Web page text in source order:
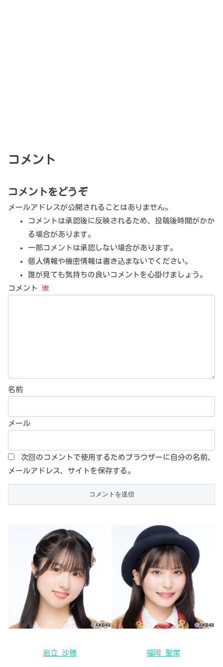
コメント
コメントをどうぞ
メールアドレスが公開されることはありません。
コメントは承認後に反映されるため、投稿後時間がかか
る場合があります。
一部コメントは承認しない場合があります。
個人情報や機密情報は書き込まないでください。
誰が見ても気持ちの良いコメントを心掛けましょう。
コメント ※
名前
メール
次回のコメントで使用するためブラウザーに自分の名前、
メールアドレス、サイトを保存する。
岩立 沙穂 福岡 聖菜